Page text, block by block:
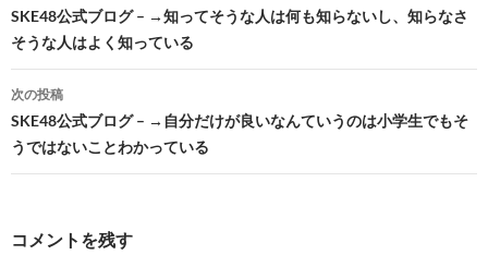
稿
ナ
ビ
ゲ
ー
ョ
SKE48公式ブログ – →知ってそうな人は何も知らないし、知らなさ
そうな人はよく知っている
次の投稿
SKE48公式ブログ – →自分だけが良いなんていうのは小学生でもそ
うではないことわかっている
コメントを残す